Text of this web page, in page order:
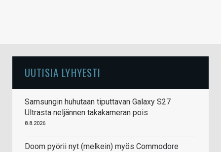
UUTISIA LYHYESTI
Samsungin huhutaan tiputtavan Galaxy S27
Ultrasta neljännen takakameran pois
8.8.2026
Doom pyörii nyt (melkein) myös Commodore